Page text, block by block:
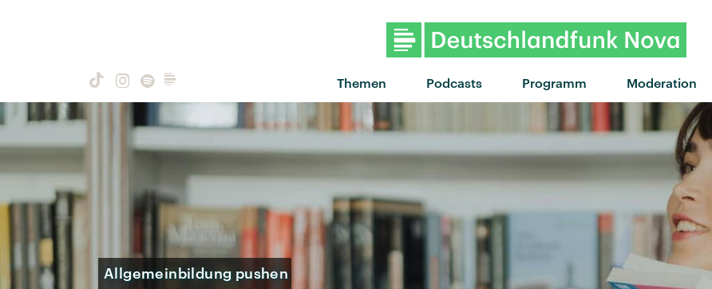
Themen Podcasts Programm Moderation
"Let's go back" von Jungle ·
Allgemeinbildung pushen